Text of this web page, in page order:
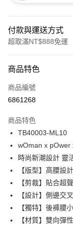
付款與運送方式
超取滿NT$888免運
信用卡一次付款
信用卡分期付款
合作金庫商業銀行
華南商業銀行
上海商業儲蓄銀行
國泰世華商業銀行
臺灣中小企業銀行
匯豐（台灣）商業
聯邦商業銀行
元大商業銀行
玉山商業銀行
台新國際商業銀行
LINE Pay
Apple Pay
悠遊付
AFTEE先享後付
商品特色
商品編號
6861268
商品特色
TB40003-ML10
wOman x pOwer
時尚新潮設計 靈
【版型】高腰設
【剪裁】貼合超
【設計】側邊交
【獨特】後褲腰
【材質】雙向彈